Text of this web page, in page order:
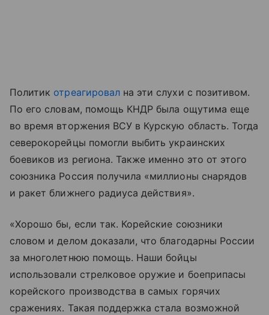
Политик отреагировална эти слухи с позитивом.
По его словам, помощь КНДР была ощутима еще
во время вторжения ВСУ в Курскую область. Тогда
северокорейцы помогли выбить украинских
боевиков из региона. Также именно это от этого
союзника Россия получила «миллионы снарядов
и ракет ближнего радиуса действия».
«Хорошо бы, если так. Корейские союзники
словом и делом доказали, что благодарны России
за многолетнюю помощь. Наши бойцы
использовали стрелковое оружие и боеприпасы
корейского производства в самых горячих
сражениях. Такая поддержка стала возможной